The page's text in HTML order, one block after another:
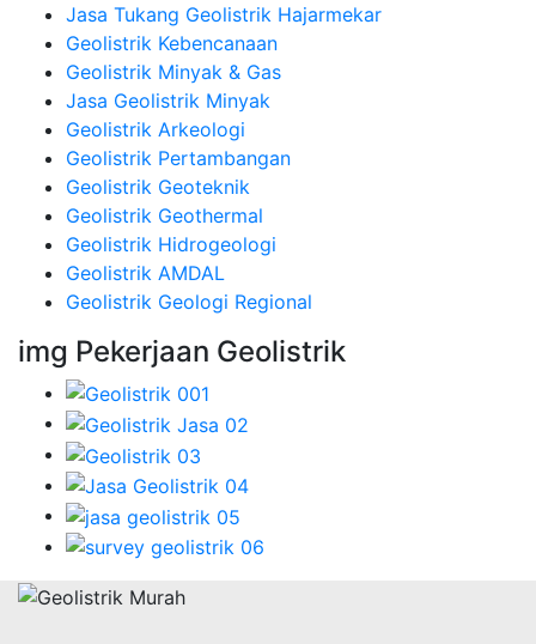
Jasa Tukang Geolistrik Hajarmekar
Geolistrik Kebencanaan
Geolistrik Minyak & Gas
Jasa Geolistrik Minyak
Geolistrik Arkeologi
Geolistrik Pertambangan
Geolistrik Geoteknik
Geolistrik Geothermal
Geolistrik Hidrogeologi
Geolistrik AMDAL
Geolistrik Geologi Regional
img Pekerjaan Geolistrik